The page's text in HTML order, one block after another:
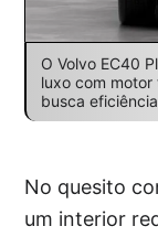
O Volvo EC40
luxo com motor
busca
No quesito
um interior